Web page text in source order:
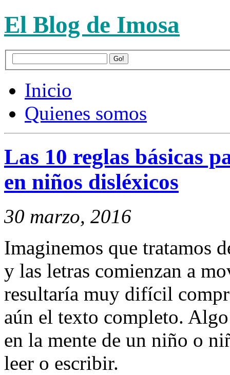
El Blog de Imosa
Inicio
Quienes somos
Las 10 reglas básicas
en niños disléxicos
30 marzo, 2016
Imaginemos que tratamos
y las letras comienzan a
resultaría muy difícil
aún el texto completo.
en la mente de un niño o
leer o escribir.